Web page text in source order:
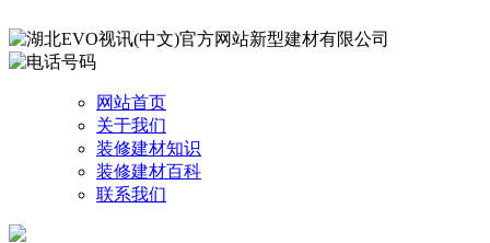
网站首页
关于我们
装修建材知识
装修建材百科
联系我们